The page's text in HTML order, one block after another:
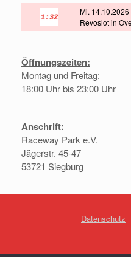
Mi.
Revoslot in
Öffnungszeiten:
Montag und Freitag:
18:00 Uhr bis 23:00 Uhr
Anschrift:
Raceway Park e.V.
Jägerstr. 45-47
53721 Siegburg
Datenschutz